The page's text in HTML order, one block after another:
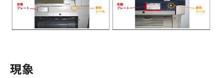
現象